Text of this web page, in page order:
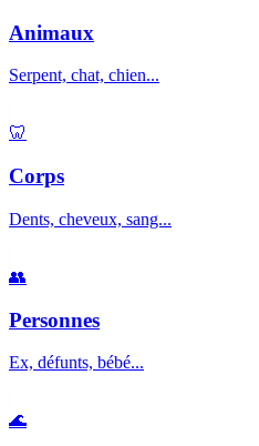
Animaux
Serpent, chat, chien...
🦷
Corps
Dents, cheveux, sang...
👥
Personnes
Ex, défunts, bébé...
🌊